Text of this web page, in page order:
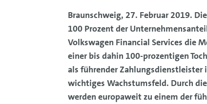
Braunschweig, 27. Februar 2019.
100 Prozent der
Volkswagen Financial Services die
einer bis dahin 100-prozentigen
als führender
wichtiges Wachstumsfeld. Durch
werden europaweit zu einem der